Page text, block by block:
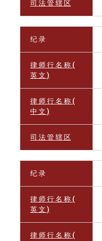
司 法 管 辖 区
纪 录
律 师 行 名 称 (
英 文 )
律 师 行 名 称 (
中 文 )
司 法 管 辖 区
纪 录
律 师 行 名 称 (
英 文 )
律 师 行 名 称 (